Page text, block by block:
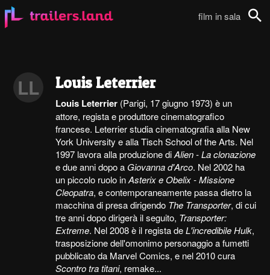
film in sala
LL Louis Leterrier
Louis Leterrier (Parigi, 17 giugno 1973) è un
attore, regista e produttore cinematografico
francese. Leterrier studia cinematografia alla New
York University e alla Tisch School of the Arts. Nel
1997 lavora alla produzione diAlien - La clonazione
e due anni dopo a Giovanna d'Arco. Nel 2002 ha
un piccolo ruolo inAsterix e Obelix - Missione
Cleopatra, e contemporaneamente passa dietro la
macchina di presa dirigendo The Transporter, di cui
tre anni dopo dirigerà il seguito, Transporter:
Extreme. Nel 2008 è il regista deL'incredibile Hulk,
trasposizione dell'omonimo personaggio a fumetti
pubblicato da Marvel Comics, e nel 2010 cura
Scontro tra titani, remake...